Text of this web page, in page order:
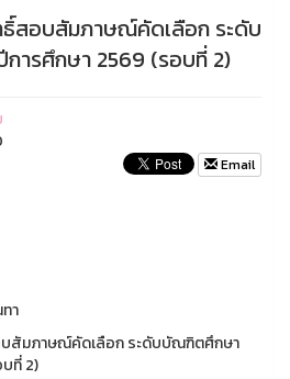
ธิ์สอบสัมภาษณ์คัดเลือก ระดับ
ารศึกษา 2569 (รอบที่ 2)
Email
า
สัมภาษณ์คัดเลือก ระดับบัณฑิตศึกษา
ที่ 2)